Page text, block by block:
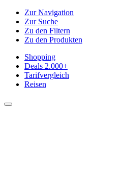
Zur Navigation
Zur Suche
Zu den Filtern
Zu den Produkten
Shopping
Deals 2.000+
Tarifvergleich
Reisen